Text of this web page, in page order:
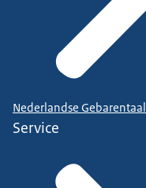
Nederlandse Gebarentaal
Service